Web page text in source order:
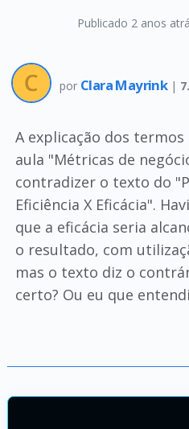
Publicado 2 anos
por Clara Mayrink |
A explicação dos termos
aula "Métricas de
contradizer o texto do
Eficiência X Eficácia".
que a eficácia seria
o resultado, com
mas o texto diz o
certo? Ou eu que